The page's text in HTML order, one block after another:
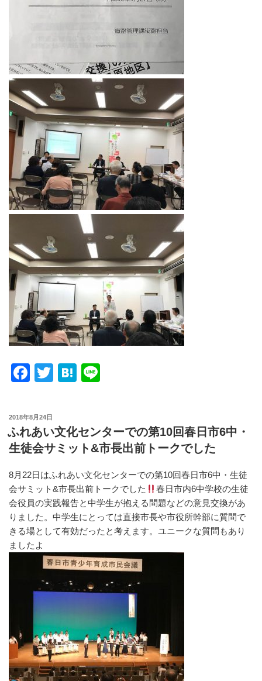
F
c
e
b
o
o
k
T
er
H
n
a
投
稿
日:
2018年8月24日
ふれあい文化センターでの第10回春日市6中・
生徒会サミット&市長出前トークでした
8月22日はふれあい文化センターでの第10回春日市6中・生徒
会サミット&市長出前トークでした
春日市内6中学校の生徒
会役員の実践報告と中学生が抱える問題などの意見交換があ
りました。中学生にとっては直接市長や市役所幹部に質問で
きる場として有効だったと考えます。ユニークな質問もあり
ましたよ